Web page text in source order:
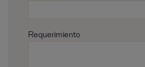
Requerimiento